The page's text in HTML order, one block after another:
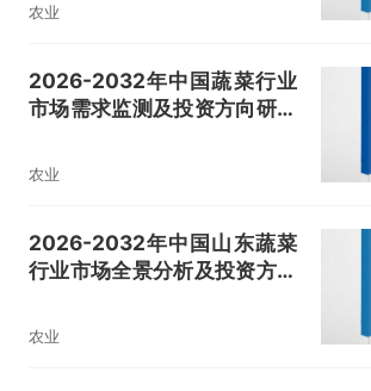
农业
2026-2032年中国蔬菜行业
市场需求监测及投资方向研究
农业
2026-2032年中国山东蔬菜
行业市场全景分析及投资方向
农业